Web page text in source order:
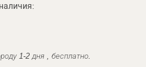
1-2 дня , бесплатно.